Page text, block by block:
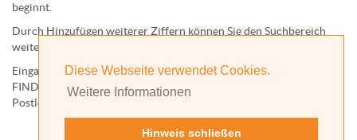
Diese Webseite verwendet Cookies.
Weitere Informationen
Hinweis schließen
beginnt.
Durch Hinzufügen weiterer Ziffern können Sie den Suchbereich
weiter einschränken.
Eingabe:
10585
FINDCITY präsentiert Ihnen ausschließlich die zu dieser
Postleitzahl gehörende Kommune; in diesem Fall Berlin.